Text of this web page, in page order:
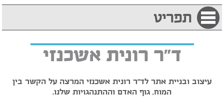
תפריט
ד"ר רונית אשכנזי
עיצוב ובניית אתר לד"ר רונית אשכנזי המרצה על הקשר בין
המוח, גוף האדם וההתנהגויות שלנו.